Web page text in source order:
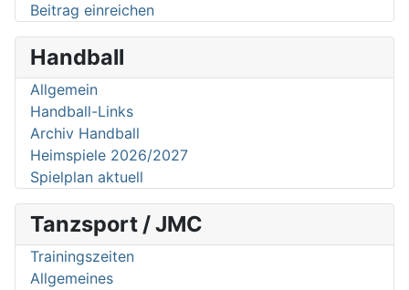
Beitrag einreichen
Handball
Allgemein
Handball-Links
Archiv Handball
Heimspiele 2026/2027
Spielplan aktuell
Tanzsport / JMC
Trainingszeiten
Allgemeines